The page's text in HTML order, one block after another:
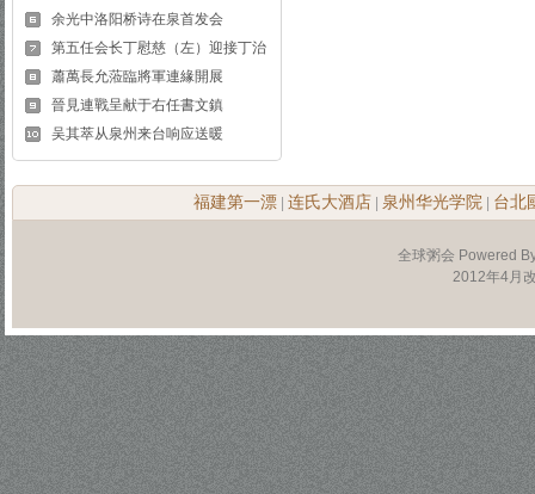
余光中洛阳桥诗在泉首发会
第五任会长丁慰慈（左）迎接丁治
蕭萬長允蒞臨將軍連緣開展
晉見連戰呈献于右任書文鎮
吴其萃从泉州来台响应送暖
福建第一漂 连氏大酒店 泉州华光学院 台北
全球粥会 Powered
2012年4月